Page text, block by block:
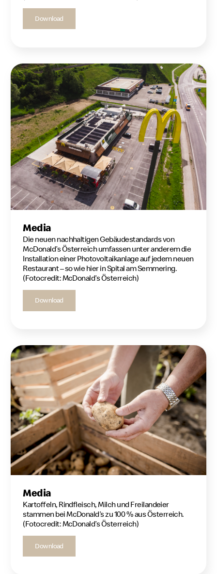
Download
Media
Die neuen nachhaltigen Gebäudestandards von
McDonald’s Österreich umfassen unter anderem die
Installation einer Photovoltaikanlage auf jedem neuen
Restaurant – so wie hier in Spital am Semmering.
(Fotocredit: McDonald’s Österreich)
Download
Media
Kartoffeln, Rindfleisch, Milch und Freilandeier
stammen bei McDonald’s zu 100 % aus Österreich.
(Fotocredit: McDonald’s Österreich)
Download